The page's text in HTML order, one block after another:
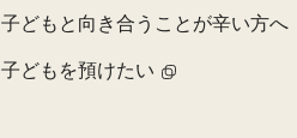
子どもと向き合うことが辛い方へ
子どもを預けたい